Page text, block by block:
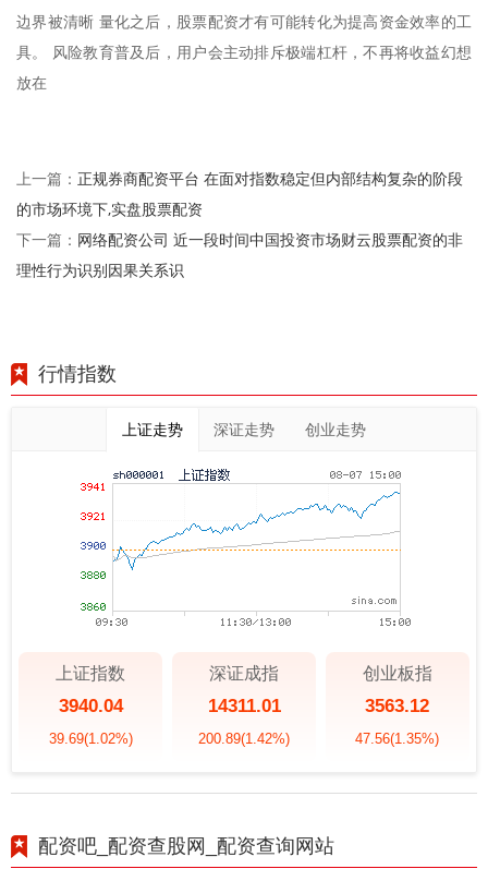
边界被清晰 量化之后，股票配资才有可能转化为提高资金效率的工
具。 风险教育普及后，用户会主动排斥极端杠杆，不再将收益幻想
放在
上一篇： 正规券商配资平台 在面对指数稳定但内部结构复杂的阶段
的市场环境下,实盘股票配资
下一篇： 网络配资公司 近一段时间中国投资市场财云股票配资的非
理性行为识别因果关系识
行情指数
上证走势 深证走势 创业走势
上证指数
3940.04
39.69(1.02%)
深证成指
14311.01
200.89(1.42%)
创业板指
3563.12
47.56(1.35%)
配资吧_配资查股网_配资查询网站